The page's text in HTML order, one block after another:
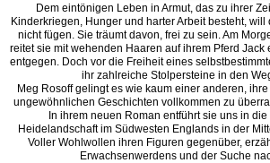
Dem eintönigen Leben in Armut, das zu ihrer
Kinderkriegen, Hunger und harter Arbeit besteht,
nicht fügen. Sie träumt davon, frei zu sein. Am
reitet sie mit wehenden Haaren auf ihrem Pferd Jack
entgegen. Doch vor die Freiheit eines
ihr zahlreiche Stolpersteine in den
Meg Rosoff gelingt es wie kaum einer anderen,
ungewöhnlichen Geschichten vollkommen zu
In ihrem neuen Roman entführt sie uns in
Heidelandschaft im Südwesten Englands in der
Voller Wohlwollen ihren Figuren gegenüber,
Erwachsenwerdens und der Suche